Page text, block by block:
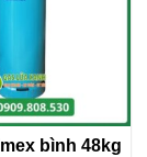
bình 48kg